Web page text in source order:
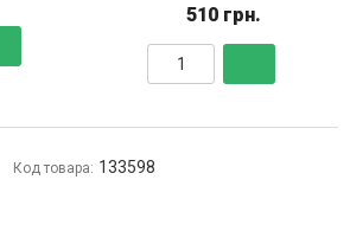
510 грн.
Код товара: 133598